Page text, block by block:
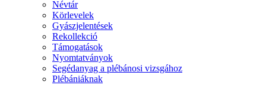
Névtár
Körlevelek
Gyászjelentések
Rekollekció
Támogatások
Nyomtatványok
Segédanyag a plébánosi vizsgához
Plébániáknak